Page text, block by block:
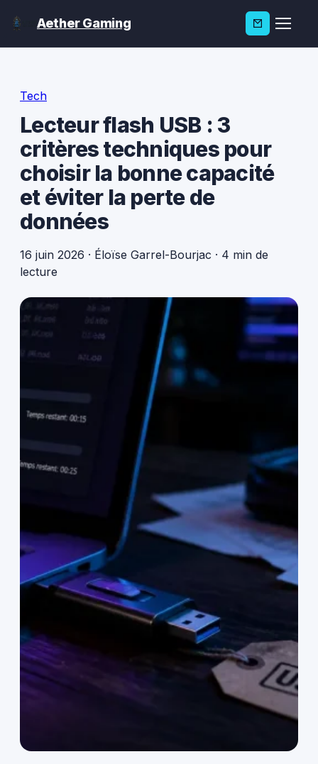
Aether Gaming
Tech
Lecteur flash USB : 3
critères techniques pour
choisir la bonne capacité
et éviter la perte de
données
16 juin 2026 · Éloïse Garrel-Bourjac · 4 min de
lecture